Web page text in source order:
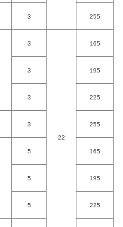
3 255
3
22
165
3 195
3 225
3 255
5 165
5 195
5 225